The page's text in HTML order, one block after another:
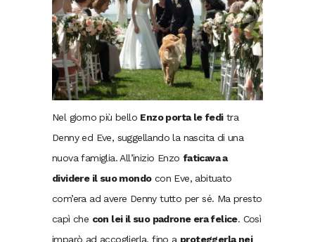
Nel giorno più bello Enzo porta le feditra
Denny ed Eve, suggellando la nascita di una
nuova famiglia. All’inizio Enzo faticava a
dividere il suo mondocon Eve, abituato
com’era ad avere Denny tutto per sé. Ma presto
capì che con lei il suo padrone era felice. Così
imparò ad accoglierla, fino a proteggerla nei